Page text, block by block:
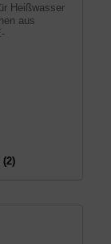
Heißwasser
aus